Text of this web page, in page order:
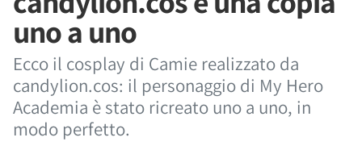
uno a uno
Ecco il cosplay di Camie realizzato da
candylion.cos: il personaggio di My Hero
Academia è stato ricreato uno a uno, in
modo perfetto.